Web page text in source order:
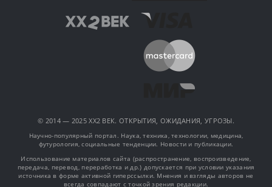
© 2014 — 2025 XX2 ВЕК. ОТКРЫТИЯ, ОЖИДАНИЯ, УГРОЗЫ.
Научно-популярный портал. Наука, техника, технологии, медицина,
футурология, социальные тенденции. Новости и публикации.
Использование материалов сайта (распространение, воспроизведение,
передача, перевод, переработка и др.) допускается при условии указания
источника в форме активной гиперссылки. Мнения и взгляды авторов не
всегда совпадают с точкой зрения редакции.